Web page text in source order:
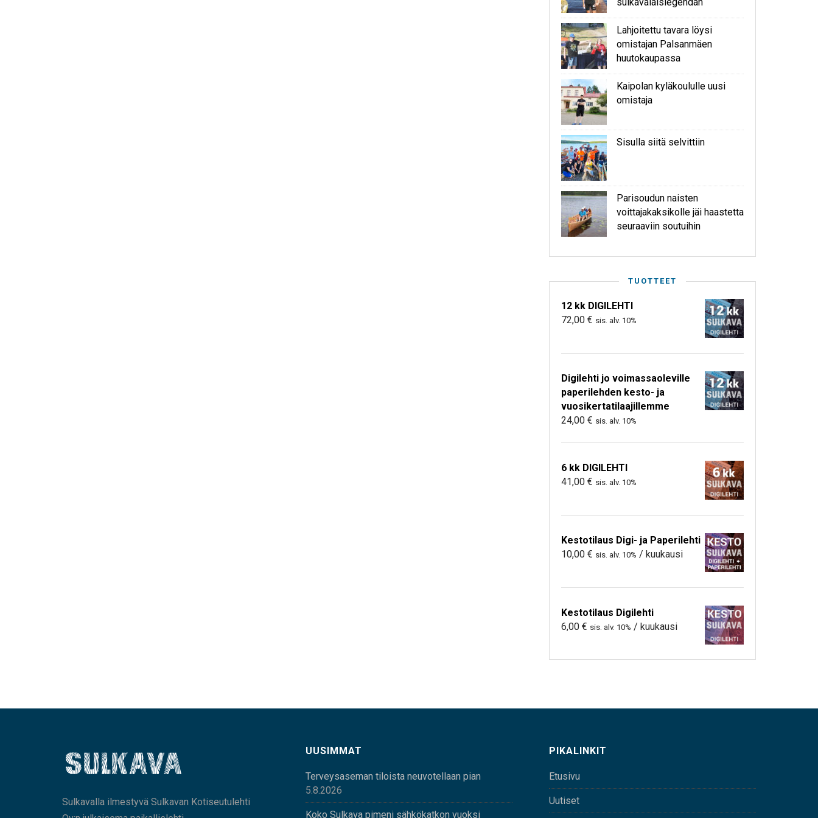
Lahjoitettu tavara löysi
omistajan Palsanmäen
huutokaupassa
Kaipolan kyläkoululle uusi
omistaja
Sisulla siitä selvittiin
Parisoudun naisten
voittajakaksikolle jäi haastetta
seuraaviin soutuihin
TUOTTEET
12 kk DIGILEHTI
72,00 € sis. alv. 10%
Digilehti jo voimassaoleville
paperilehden kesto- ja
vuosikertatilaajillemme
24,00 € sis. alv. 10%
6 kk DIGILEHTI
41,00 € sis. alv. 10%
Kestotilaus Digi- ja Paperilehti
10,00 € sis. alv. 10% / kuukausi
Kestotilaus Digilehti
6,00 € sis. alv. 10% / kuukausi
Sulkavalla ilmestyvä Sulkavan Kotiseutulehti
UUSIMMAT
Terveysaseman tiloista neuvotellaan pian
5.8.2026
Koko Sulkava pimeni sähkökatkon vuoksi
PIKALINKIT
Etusivu
Uutiset